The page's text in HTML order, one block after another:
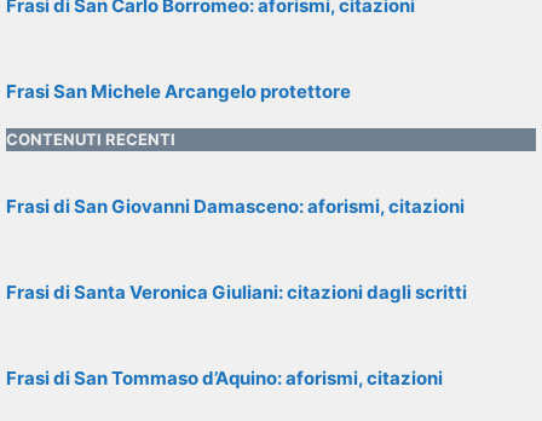
Frasi di San Carlo Borromeo: aforismi, citazioni
Frasi San Michele Arcangelo protettore
CONTENUTI RECENTI
Frasi di San Giovanni Damasceno: aforismi, citazioni
Frasi di Santa Veronica Giuliani: citazioni dagli scritti
Frasi di San Tommaso d’Aquino: aforismi, citazioni